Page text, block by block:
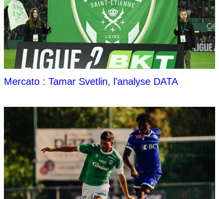
Mercato : Tamar Svetlin, l'analyse DATA